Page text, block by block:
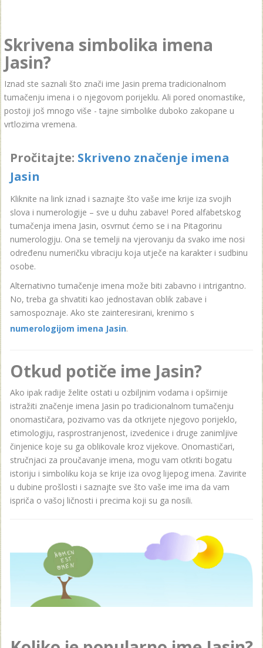
Skrivena simbolika imena
Jasin?
Iznad ste saznali što znači ime Jasin prema tradicionalnom
tumačenju imena i o njegovom porijeklu. Ali pored onomastike,
postoji još mnogo više - tajne simbolike duboko zakopane u
vrtlozima vremena.
Pročitajte: Skriveno značenje imena
Jasin
Kliknite na link iznad i saznajte što vaše ime krije iza svojih
slova i numerologije – sve u duhu zabave! Pored alfabetskog
tumačenja imena Jasin, osvrnut ćemo se i na Pitagorinu
numerologiju. Ona se temelji na vjerovanju da svako ime nosi
određenu numeričku vibraciju koja utječe na karakter i sudbinu
osobe.
Alternativno tumačenje imena može biti zabavno i intrigantno.
No, treba ga shvatiti kao jednostavan oblik zabave i
samospoznaje. Ako ste zainteresirani, krenimo s
numerologijom imena Jasin.
Otkud potiče ime Jasin?
Ako ipak radije želite ostati u ozbiljnim vodama i opširnije
istražiti značenje imena Jasin po tradicionalnom tumačenju
onomastičara, pozivamo vas da otkrijete njegovo porijeklo,
etimologiju, rasprostranjenost, izvedenice i druge zanimljive
činjenice koje su ga oblikovale kroz vijekove. Onomastičari,
stručnjaci za proučavanje imena, mogu vam otkriti bogatu
istoriju i simboliku koja se krije iza ovog lijepog imena. Zavirite
u dubine prošlosti i saznajte sve što vaše ime ima da vam
ispriča o vašoj ličnosti i precima koji su ga nosili.